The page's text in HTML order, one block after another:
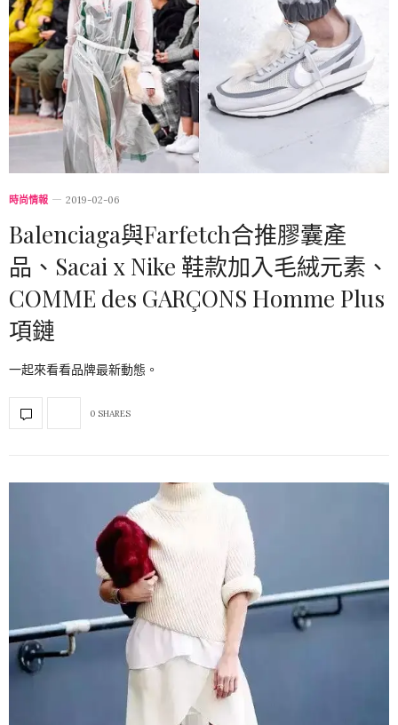
時尚情報 2019-02-06
Balenciaga與Farfetch合推膠囊產
品、Sacai x Nike 鞋款加入毛絨元素、
COMME des GARÇONS Homme Plus
項鏈
一起來看看品牌最新動態。
0 SHARES